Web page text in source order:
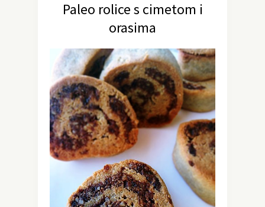
Paleo rolice s cimetom i
orasima